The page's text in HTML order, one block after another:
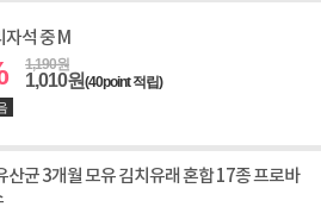
자석 중 M
1,190원
1,010원(40point 적립)
산균 3개월 모유 김치유래 혼합 17종 프로바